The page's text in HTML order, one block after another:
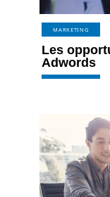
MARKETING
Les
Adwords